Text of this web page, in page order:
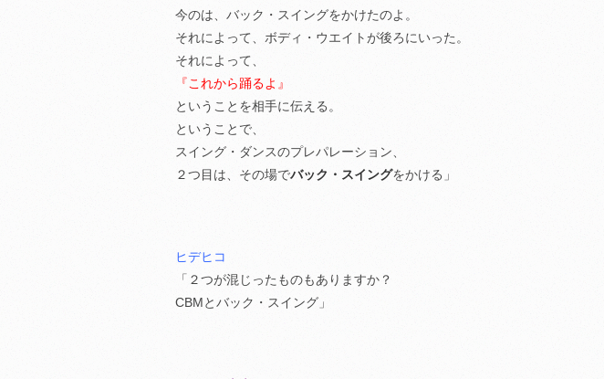
今のは、バック・スイングをかけたのよ。
それによって、ボディ・ウエイトが後ろにいった。
それによって、
『これから踊るよ』
ということを相手に伝える。
ということで、
スイング・ダンスのプレパレーション、
２つ目は、その場でバック・スイングをかける」
ヒデヒコ
「２つが混じったものもありますか？
CBMとバック・スイング」